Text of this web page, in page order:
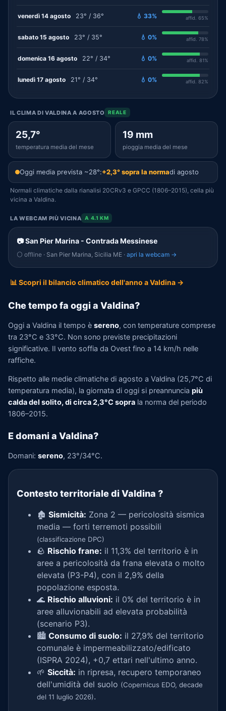
venerdì 14 agosto 23° / 36° 💧 33% affid. 65%
sabato 15 agosto 23° / 35° 💧 0% affid. 78%
domenica 16 agosto 22° / 34° 💧 0% affid. 81%
lunedì 17 agosto 21° / 34° 💧 0% affid. 82%
IL CLIMA DI VALDINA A AGOSTO REALE
25,7°
temperatura media del mese
19 mm
pioggia media del mese
Oggi media prevista ~28°:+2,3° sopra la normadi agosto
Normali climatiche dalla rianalisi 20CRv3 e GPCC (1806–2015), cella più
vicina a Valdina.
LA WEBCAM PIÙ VICINA A 4.1 KM
📷 San Pier Marina - Contrada Messinese
⚪ offline · San Pier Marina, Sicilia ME · apri la webcam →
📊 Scopri il bilancio climatico dell'anno a Valdina →
Che tempo fa oggi a Valdina?
Oggi a Valdina il tempo è sereno, con temperature comprese
tra 23°C e 33°C. Non sono previste precipitazioni
significative. Il vento soffia da Ovest fino a 14 km/h nelle
raffiche.
Rispetto alle medie climatiche di agosto a Valdina (25,7°C di
temperatura media), la giornata di oggi si preannuncia più
calda del solito, di circa 2,3°C sopra la norma del periodo
1806–2015.
E domani a Valdina?
Domani: sereno, 23°/34°C.
Contesto territoriale di Valdina ?
🏚️ Sismicità: Zona 2 — pericolosità sismica
media — forti terremoti possibili
(classificazione DPC)
🪨 Rischio frane: il 11,3% del territorio è in
aree a pericolosità da frana elevata o molto
elevata (P3-P4), con il 2,9% della
popolazione esposta.
🌊 Rischio alluvioni: il 0% del territorio è in
aree alluvionabili ad elevata probabilità
(scenario P3).
🏙️ Consumo di suolo: il 27,9% del territorio
comunale è impermeabilizzato/edificato
(ISPRA 2024), +0,7 ettari nell'ultimo anno.
🌱 Siccità: in ripresa, recupero temporaneo
dell'umidità del suolo (Copernicus EDO, decade
del 11 luglio 2026).